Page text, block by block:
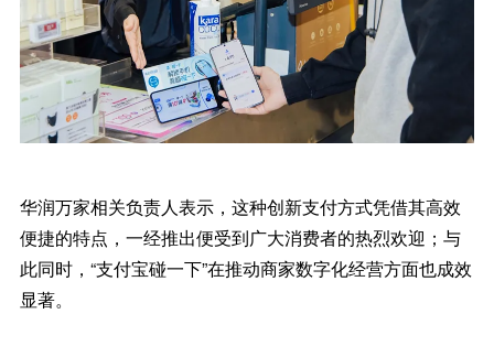
华润万家相关负责人表示，这种创新支付方式凭借其高效
便捷的特点，一经推出便受到广大消费者的热烈欢迎；与
此同时，“支付宝碰一下”在推动商家数字化经营方面也成效
显著。